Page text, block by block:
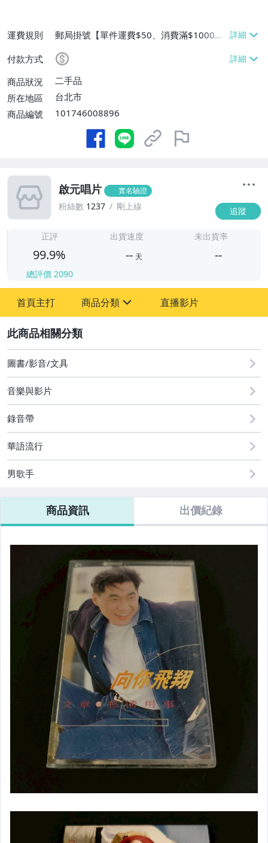
運費規則
郵局掛號【單件運費$50、消費滿$1000免
運費】、面交/自取/不寄送【免運費】
付款方式
商品狀況
二手品
所在地區
台北市
商品編號
101746008896
啟元唱片 實名驗證
粉絲數 1237 剛上線 追蹤
正評
99.9%
總評價 2090
出貨速度
-- 天
未出貨率
--
首頁主打 商品分類
圖書/影音/文具
直播影片
圖書/影音/文具
音樂與影片
錄音帶
華語流行
男歌手
商品資訊 出價紀錄